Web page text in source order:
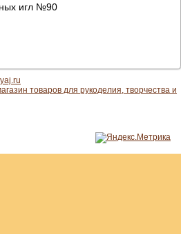
игл №90
товаров для рукоделия, творчества и